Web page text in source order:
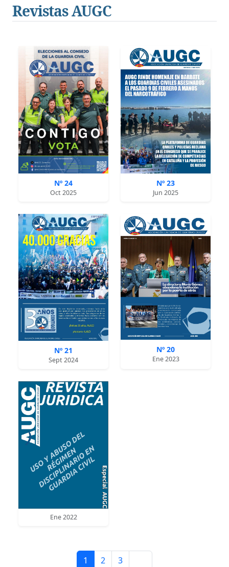
Revistas AUGC
Nº 24
Oct 2025
Nº 23
Jun 2025
Nº 21
Sept 2024
Nº 20
Ene 2023
Ene 2022
1 2 3